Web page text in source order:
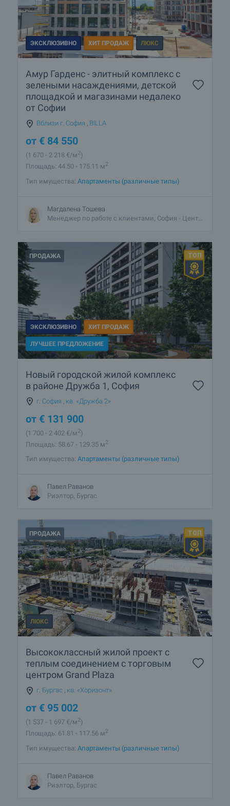
ЭКСКЛЮЗИВНО ХИТ ПРОДАЖ ЛЮКС
Амур Гарденс - элитный комплекс с
зелеными насаждениями, детской
площадкой и магазинами недалеко
от Софии
Вблизи г. София , BILLA
от € 84 550
(1 670 - 2 218 €/м2)
Площадь: 44.50 - 175.11 м2
Тип имущества: Апартаменты (различные типы)
Магдалена Тошева
ПРОДАЖА
ЭКСКЛЮЗИВНО ХИТ ПРОДАЖ
ЛУЧШЕЕ ПРЕДЛОЖЕНИЕ
Новый городской жилой комплекс
в районе Дружба 1, София
г. София кв. «Дружба 2»
от € 131 900
(1 700 - 2 402 €/м2)
Площадь: 58.67 - 129.35 м2
Тип имущества: Апартаменты (различные типы)
Павел Раванов
Риэлтор, Бургас
ПРОДАЖА
ЛЮКС
Высококлассный жилой проект с
теплым соединением с торговым
центром Grand Plaza
г. Бургас кв. «Хоризонт»
от € 95 002
(1 537 - 1 697 €/м2)
Площадь: 61.81 - 117.56 м2
Тип имущества: Апартаменты (различные типы)
Павел Раванов
Риэлтор, Бургас